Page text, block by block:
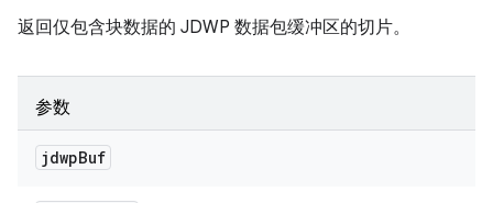
返回仅包含块数据的 JDWP 数据包缓冲区的切片。
参数
jdwpBuf